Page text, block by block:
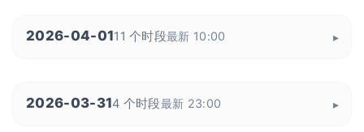
2026-04-0111 个时段最新 10:00
2026-03-314 个时段最新 23:00